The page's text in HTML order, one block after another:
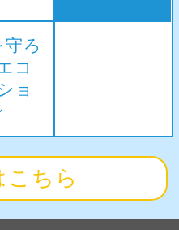
ろ
コ
ョ
こちら